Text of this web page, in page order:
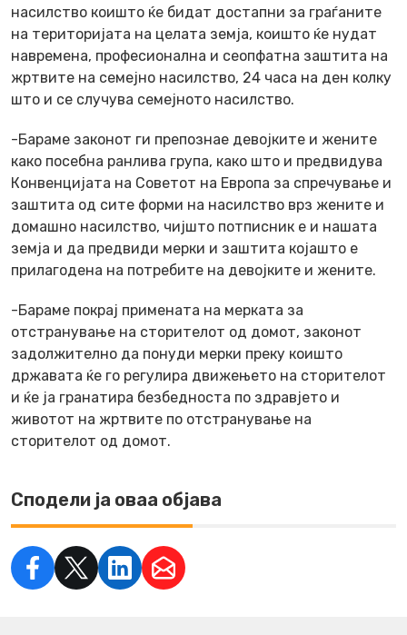
насилство коишто ќе бидат достапни за граѓаните
на територијата на целата земја, коишто ќе нудат
навремена, професионална и сеопфатна заштита на
жртвите на семејно насилство, 24 часа на ден колку
што и се случува семејното насилство.
-Бараме законот ги препознае девојките и жените
како посебна ранлива група, како што и предвидува
Конвенцијата на Советот на Европа за спречување и
заштита од сите форми на насилство врз жените и
домашно насилство, чијшто потписник е и нашата
земја и да предвиди мерки и заштита којашто е
прилагодена на потребите на девојките и жените.
-Бараме покрај примената на мерката за
отстранување на сторителот од домот, законот
задолжително да понуди мерки преку коишто
државата ќе го регулира движењето на сторителот
и ќе ја гранатира безбедноста по здравјето и
животот на жртвите по отстранување на
сторителот од домот.
Сподели ја оваа објава